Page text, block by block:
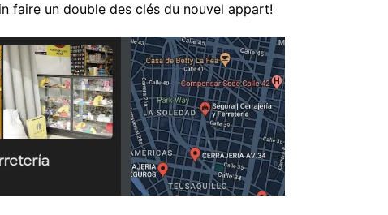
faire un double des clés du nouvel appart!